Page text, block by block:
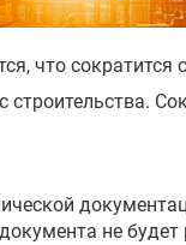
что сократится
не